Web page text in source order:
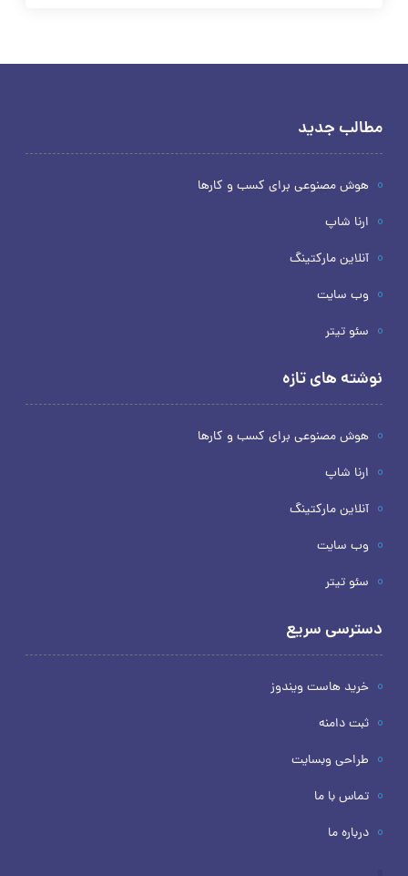
مطالب جدید
هوش مصنوعی برای کسب و کارها
ارنا شاپ
آنلاین مارکتینگ
وب سایت
سئو تیتر
نوشته های تازه
هوش مصنوعی برای کسب و کارها
ارنا شاپ
آنلاین مارکتینگ
وب سایت
سئو تیتر
دسترسی سریع
خرید هاست ویندوز
ثبت دامنه
طراحی وبسایت
تماس با ما
درباره ما